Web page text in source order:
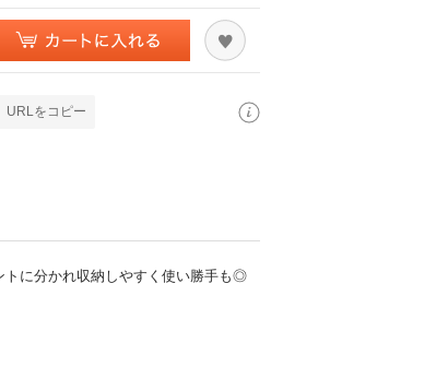
URLをコピー
トに分かれ収納しやすく使い勝手も◎